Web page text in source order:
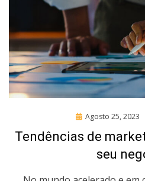
Posted
Agosto 25, 2023
Tendências de
seu